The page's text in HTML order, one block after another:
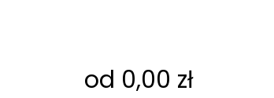
od 0,00 zł